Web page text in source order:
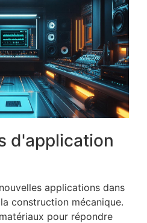
d'application
applications dans
construction mécanique.
pour répondre